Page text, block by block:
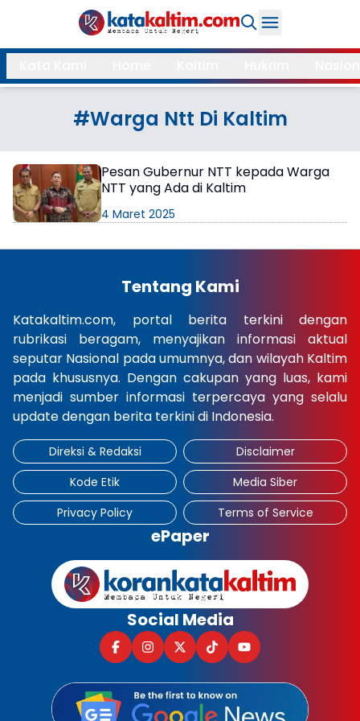
Daerah
Kukar
Samarinda
Bontang
Balikpapan
Kubar
Kutim
PPU
Mahulu
Paser
Berau
Opini
Gaya
Hidup
×
Search
#Warga Ntt Di Kaltim
Pesan Gubernur NTT kepada Warga
NTT yang Ada di Kaltim
4 Maret 2025
Tentang Kami
Katakaltim.com, portal berita terkini dengan
rubrikasi beragam, menyajikan informasi aktual
seputar Nasional pada umumnya, dan wilayah Kaltim
pada khususnya. Dengan cakupan yang luas, kami
menjadi sumber informasi terpercaya yang selalu
update dengan berita terkini di Indonesia.
Direksi & Redaksi
Disclaimer
Kode Etik
Media Siber
Privacy Policy
Terms of Service
ePaper
Social Media